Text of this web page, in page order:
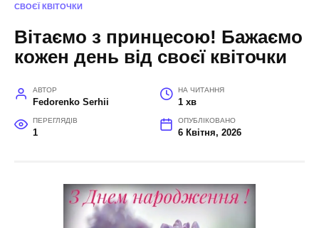
СВОЄЇ КВІТОЧКИ
Вітаємо з принцесою! Бажаємо
кожен день від своєї квіточки
АВТОР
Fedorenko Serhii
НА ЧИТАННЯ
1 хв
ПЕРЕГЛЯДІВ
1
ОПУБЛІКОВАНО
6 Квітня, 2026